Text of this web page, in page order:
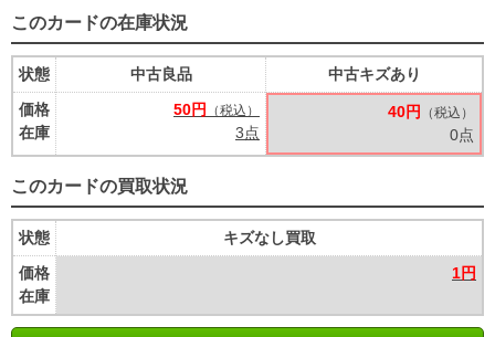
このカードの在庫状況
状態
価格
在庫
中古良品
50円
（税込）
3点
中古キズあり
40円 （税込）
0点
このカードの買取状況
状態
価格
在庫
キズなし買取
1円